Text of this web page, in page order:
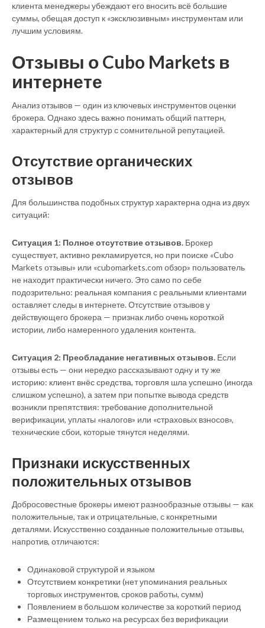
клиента менеджеры убеждают его вносить всё большие
суммы, обещая доступ к «эксклюзивным» инструментам или
лучшим условиям.
Отзывы о Cubo Markets в
интернете
Анализ отзывов — один из ключевых инструментов оценки
брокера. Однако здесь важно понимать общий паттерн,
характерный для структур с сомнительной репутацией.
Отсутствие органических
отзывов
Для большинства подобных структур характерна одна из двух
ситуаций:
Ситуация 1: Полное отсутствие отзывов. Брокер
существует, активно рекламируется, но при поиске «Cubo
Markets отзывы» или «cubomarkets.com обзор» пользователь
не находит практически ничего. Это само по себе
подозрительно: реальная компания с реальными клиентами
оставляет следы в интернете. Отсутствие отзывов у
действующего брокера — признак либо очень короткой
истории, либо намеренного удаления контента.
Ситуация 2: Преобладание негативных отзывов. Если
отзывы есть — они нередко рассказывают одну и ту же
историю: клиент внёс средства, торговля шла успешно (иногда
слишком успешно), а затем при попытке вывода средств
возникли препятствия: требование дополнительной
верификации, уплаты «налогов» или «страховых взносов»,
технические сбои, которые тянутся неделями.
Признаки искусственных
положительных отзывов
Добросовестные брокеры имеют разнообразные отзывы — как
положительные, так и отрицательные, с конкретными
деталями. Искусственно созданные положительные отзывы,
напротив, отличаются:
Одинаковой структурой и языком
Отсутствием конкретики (нет упоминания реальных
торговых инструментов, сроков работы, сумм)
Появлением в большом количестве за короткий период
Размещением только на ресурсах без верификации